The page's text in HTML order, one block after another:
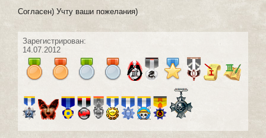
Согласен) Учту ваши пожелания)
Зарегистрирован:
14.07.2012